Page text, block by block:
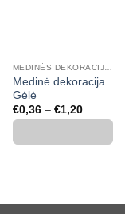
Medinė dekoracija
Gėlė
€0,36 – €1,20Price
range:
through